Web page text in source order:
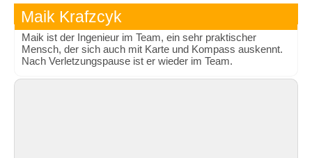
Maik Krafzcyk
Maik ist der Ingenieur im Team, ein sehr praktischer
Mensch, der sich auch mit Karte und Kompass auskennt.
Nach Verletzungspause ist er wieder im Team.